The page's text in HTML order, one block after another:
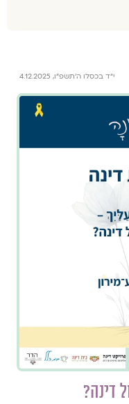
י״ד בכסלו ה׳תשפ״ו, 4.12.2025
דינה?